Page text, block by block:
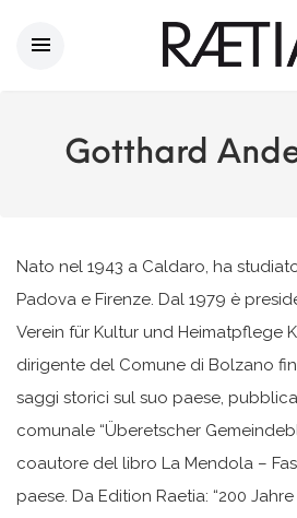
Gotthard
Nato nel 1943 a Caldaro, ha
Padova e Firenze. Dal 1979 è
Verein für Kultur und Heimatpflege
dirigente del Comune di Bolzano
saggi storici sul suo paese,
comunale “Überetscher
coautore del libro La Mendola –
paese. Da Edition Raetia: “200